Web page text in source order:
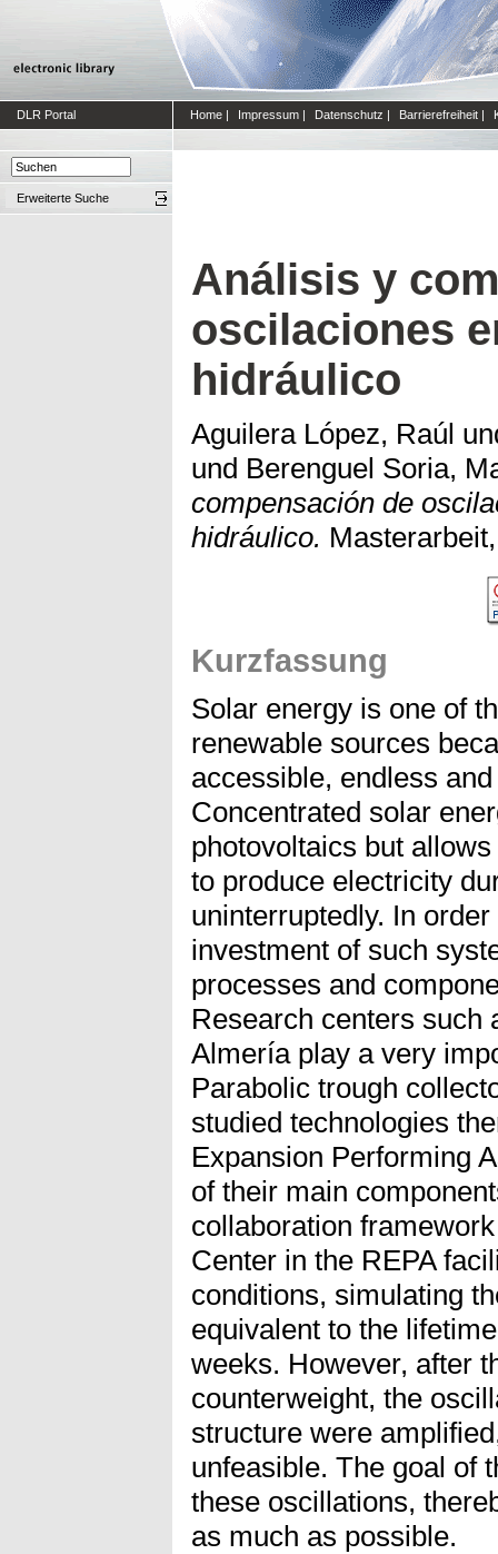
DLR Portal Home | Impressum | Datenschutz | Barrierefreiheit |
Erweiterte Suche
Análisis y
oscilaciones
hidráulico
Aguilera López, Raúl
und Berenguel Soria,
compensación de
hidráulico.
Kurzfassung
Solar energy is one of
renewable sources
accessible, endless
Concentrated solar
photovoltaics but
to produce electricity
uninterruptedly. In
investment of such
processes and
Research centers such
Almería play a very
Parabolic trough
studied technologies
Expansion Performing
of their main
collaboration
Center in the REPA
conditions, simulating
equivalent to the
weeks. However, after
counterweight, the
structure were
unfeasible. The goal of
these oscillations,
as much as possible.